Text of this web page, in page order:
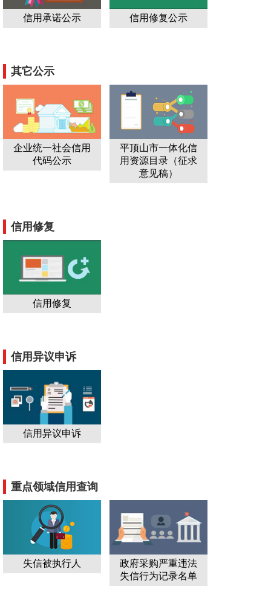
信用承诺公示 信用修复公示
其它公示
企业统一社会信用
代码公示
平顶山市一体化信
用资源目录（征求
意见稿）
信用修复
信用修复
信用异议申诉
信用异议申诉
重点领域信用查询
失信被执行人
政府采购严重违法
失信行为记录名单